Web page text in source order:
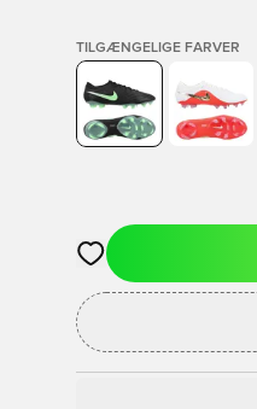
TILGÆNGELIGE FARVER
Åbner en Modal til